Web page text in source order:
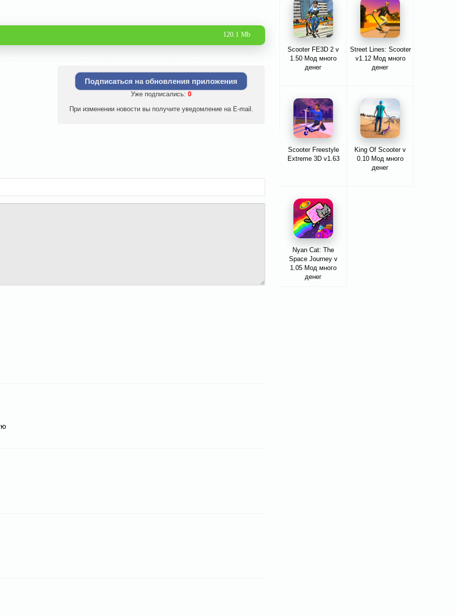
120.1 Mb
Подписаться на обновления приложения
Уже подписались: 0
При изменении новости вы получите уведомление на E-mail.
Scooter FE3D 2 v
1.50 Мод много
денег
Street Lines: Scooter
v1.12 Мод много
денег
Scooter Freestyle
Extreme 3D v1.63
King Of Scooter v
0.10 Мод много
денег
Nyan Cat: The
Space Journey v
1.05 Мод много
денег